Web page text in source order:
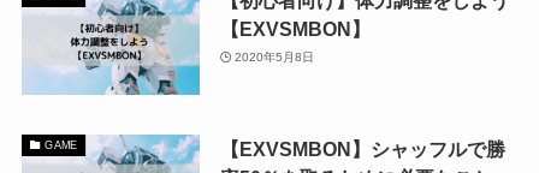
【EXVSMBON】
2020年5月8日
GAME
【EXVSMBON】シャッフルで勝